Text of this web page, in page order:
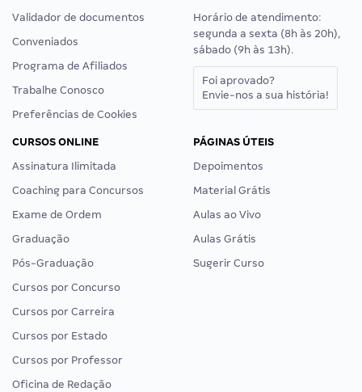
Validador de documentos
Conveniados
Programa de Afiliados
Trabalhe Conosco
Preferências de Cookies
Horário de atendimento:
segunda a sexta (8h às 20h),
sábado (9h às 13h).
Foi aprovado?
Envie-nos a sua história!
CURSOS ONLINE
Assinatura Ilimitada
Coaching para Concursos
Exame de Ordem
Graduação
Pós-Graduação
Cursos por Concurso
Cursos por Carreira
Cursos por Estado
Cursos por Professor
Oficina de Redação
PÁGINAS ÚTEIS
Depoimentos
Material Grátis
Aulas ao Vivo
Aulas Grátis
Sugerir Curso